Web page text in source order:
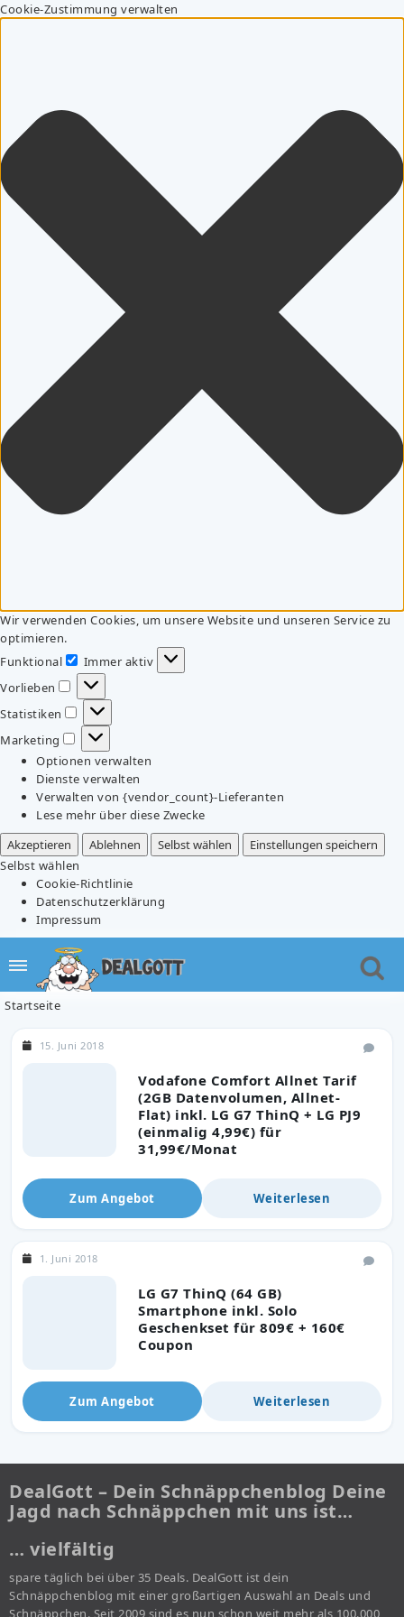
Cookie-Zustimmung verwalten
Wir verwenden Cookies, um unsere Website und unseren Service zu
optimieren.
Funktional
Funktional
Immer aktiv
Vorlieben
Vorlieben
Statistiken
Statistiken
Marketing
Marketing
Optionen verwalten
Dienste verwalten
Verwalten von {vendor_count}-Lieferanten
Lese mehr über diese Zwecke
Akzeptieren
Ablehnen Selbst wählen
Einstellungen speichern
Selbst wählen
Cookie-Richtlinie
Datenschutzerklärung
Impressum
Startseite
Vodafone Comfort Allnet Tarif
(2GB Datenvolumen, Allnet-
Flat) inkl. LG G7 ThinQ + LG PJ9
(einmalig 4,99€) für
31,99€/Monat
15. Juni 2018
Zum Angebot Weiterlesen
LG G7 ThinQ (64 GB)
Smartphone inkl. Solo
Geschenkset für 809€ + 160€
Coupon
1. Juni 2018
Zum Angebot Weiterlesen
DealGott – Dein Schnäppchenblog Deine
Jagd nach Schnäppchen mit uns ist…
… vielfältig
spare täglich bei über 35 Deals. DealGott ist dein
Schnäppchenblog mit einer großartigen Auswahl an Deals und
Schnäppchen. Seit 2009 sind es nun schon weit mehr als 100.000